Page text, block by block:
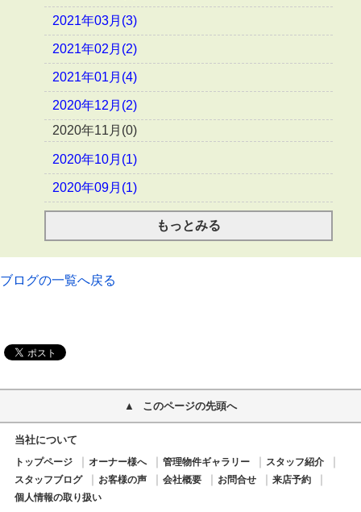
2021年03月(3)
2021年02月(2)
2021年01月(4)
2020年12月(2)
2020年11月(0)
2020年10月(1)
2020年09月(1)
もっとみる
ブログの一覧へ戻る
このページの先頭へ
当社について
トップページ オーナー様へ 管理物件ギャラリー
スタッフ紹介
スタッフブログ
お客様の声 会社概要 お問合せ
来店予約
個人情報の取り扱い